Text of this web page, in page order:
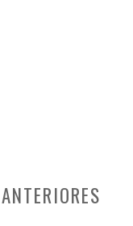
ANTERIORES